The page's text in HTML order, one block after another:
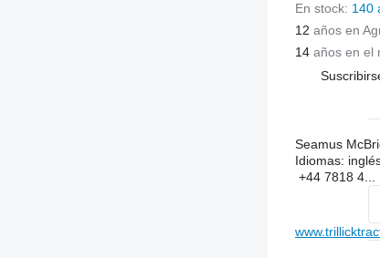
En stock: 140
12 años en
14años en el
Seamus
Idiomas:
+44 7818 4...